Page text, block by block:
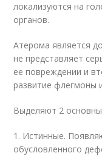
локализуются на
органов.
Атерома является
не представляет
ее повреждении и
развитие флегмоны
Выделяют 2
1. Истинные.
обусловленного